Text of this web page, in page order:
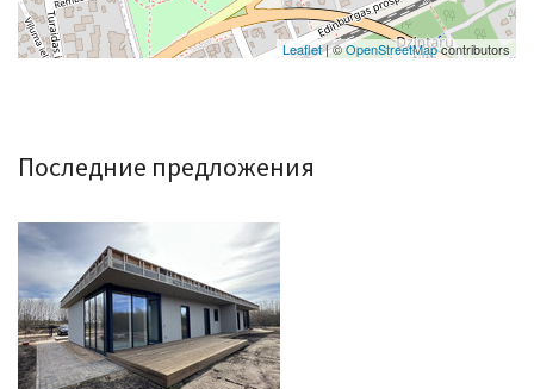
Leaflet| ©OpenStreetMapcontributors
Последние предложения